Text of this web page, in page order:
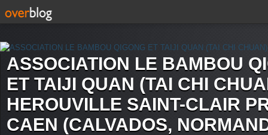
ASSOCIATION LE BAMBOU
ET TAIJI QUAN (TAI CHI
HEROUVILLE SAINT-CLAIR
CAEN (CALVADOS,